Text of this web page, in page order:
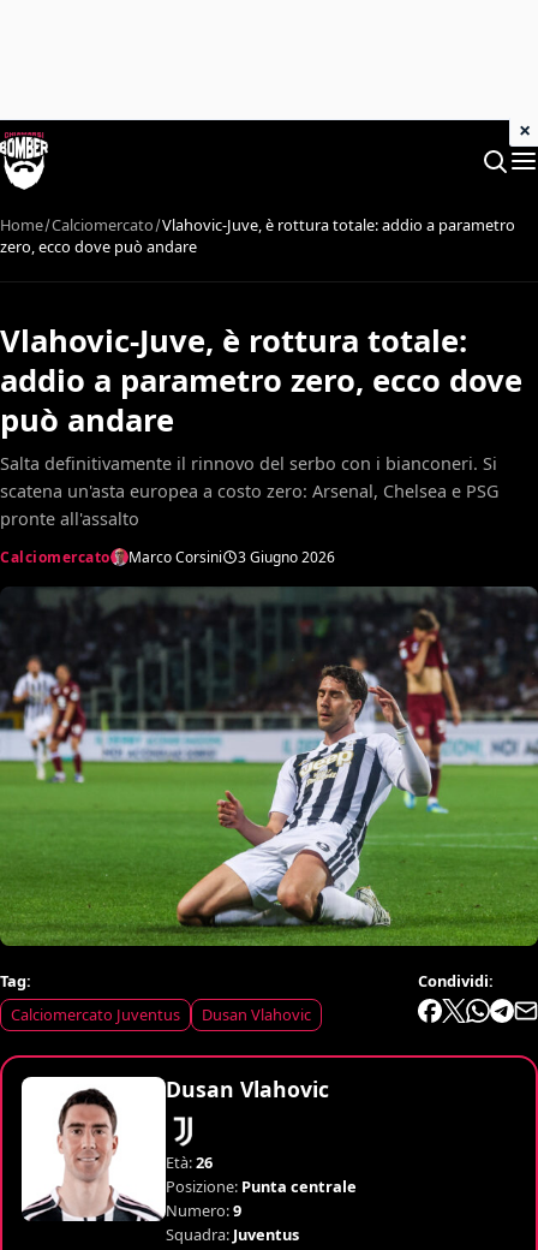
Home Calciomercato Vlahovic-Juve, è rottura totale: addio a parametro
zero, ecco dove può andare
Vlahovic-Juve, è rottura totale:
addio a parametro zero, ecco dove
può andare
Salta definitivamente il rinnovo del serbo con i bianconeri. Si
scatena un'asta europea a costo zero: Arsenal, Chelsea e PSG
pronte all'assalto
Calciomercato Marco Corsini 3 Giugno 2026
Tag:
Calciomercato Juventus
Dusan Vlahovic
Condividi:
Dusan Vlahovic
Età:26
Posizione: Punta centrale
Numero:9
Squadra: Juventus
×